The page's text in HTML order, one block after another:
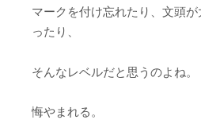
マークを付け忘れたり、文頭
ったり、
そんなレベルだと思うのよね。
悔やまれる。